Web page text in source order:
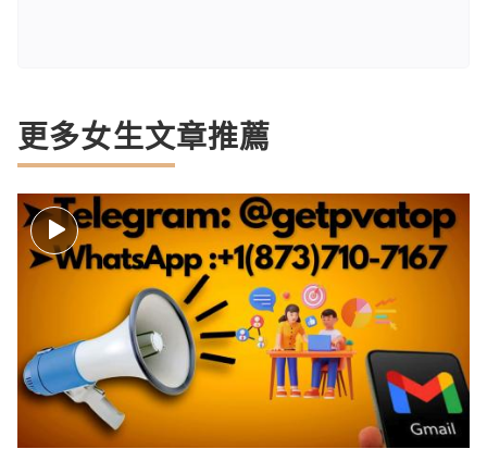
更多女生文章推薦